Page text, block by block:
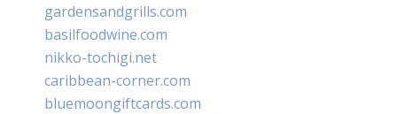
gardensandgrills.com
basilfoodwine.com
nikko-tochigi.net
caribbean-corner.com
bluemoongiftcards.com